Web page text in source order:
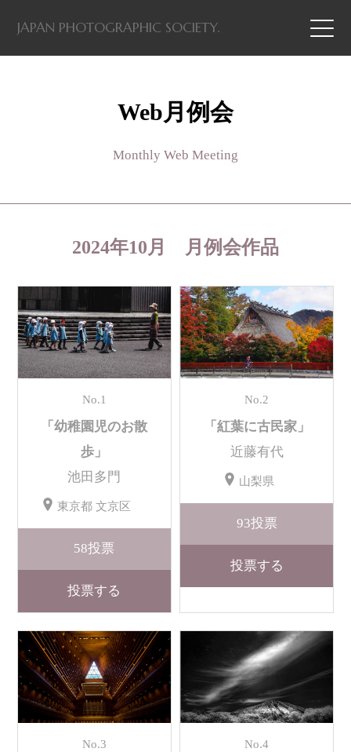
JAPAN PHOTOGRAPHIC SOCIETY.
Web月例会
Monthly Web Meeting
2024年10月 月例会作品
No.1
「幼稚園児のお散
歩」
池田多門
東京都 文京区
58投票
投票する
No.2
「紅葉に古民家」
近藤有代
山梨県
93投票
投票する
No.3 No.4